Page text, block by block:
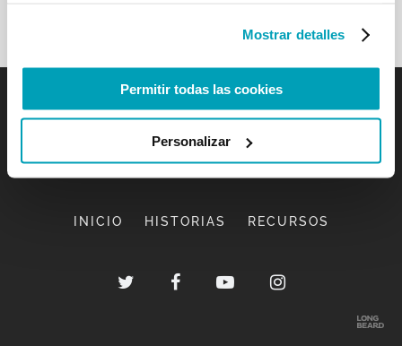
Mostrar detalles
Permitir todas las cookies
Personalizar
INICIO HISTORIAS RECURSOS